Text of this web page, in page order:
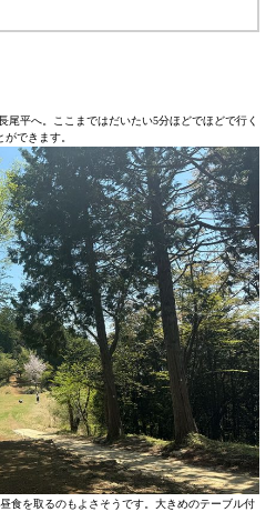
尾平へ。ここまではだいたい5分ほどでほどで行く
ができます。
食を取るのもよさそうです。大きめのテーブル付